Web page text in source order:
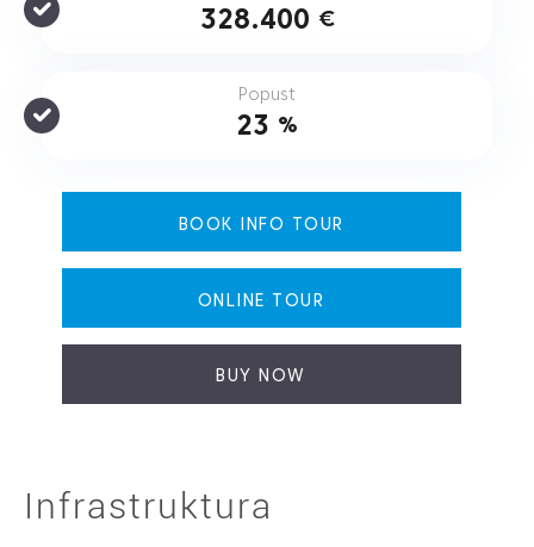
328.400 €
Popust
23 %
BOOK INFO TOUR
ONLINE TOUR
BUY NOW
Infrastruktura